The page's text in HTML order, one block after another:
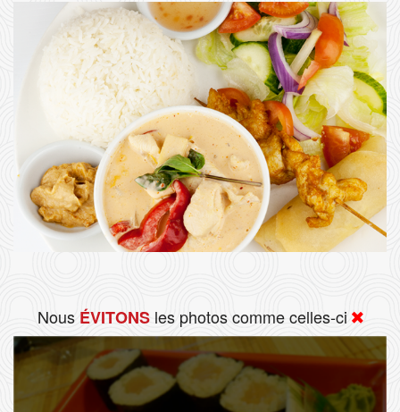
Nous ÉVITONSles photos comme celles-ci